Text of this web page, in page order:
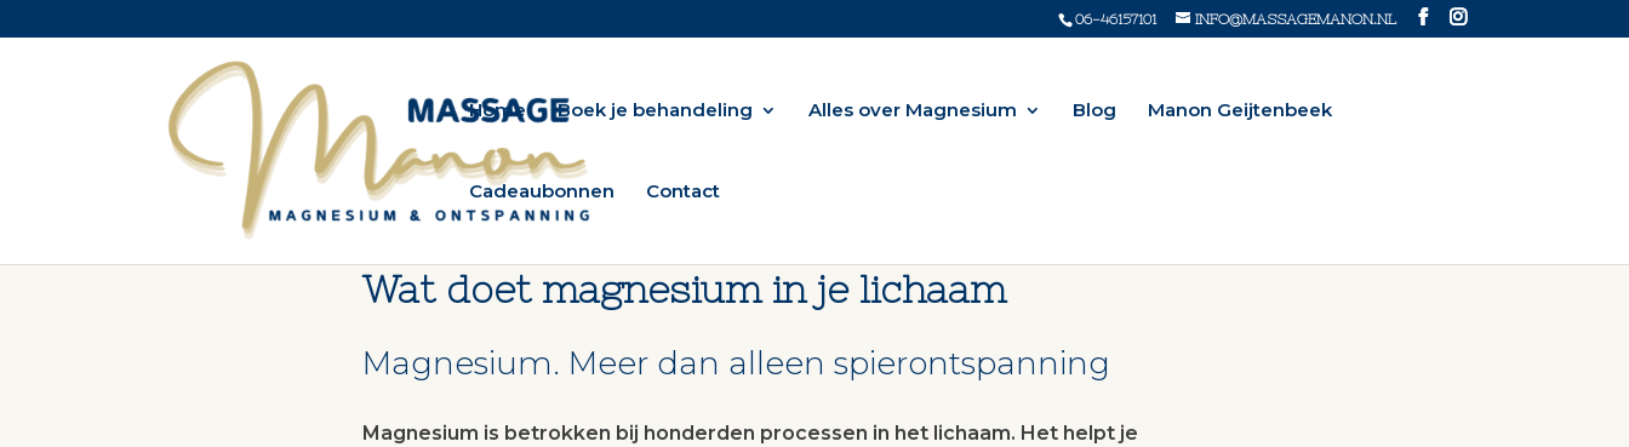
06-46157101 INFO@MASSAGEMANON.NL
Home Boek je behandeling Alles over Magnesium Blog Manon Geijtenbeek
Cadeaubonnen Contact
Wat doet magnesium in je lichaam
Magnesium. Meer dan alleen spierontspanning
Magnesium is betrokken bij honderden processen in het lichaam. Het helpt je